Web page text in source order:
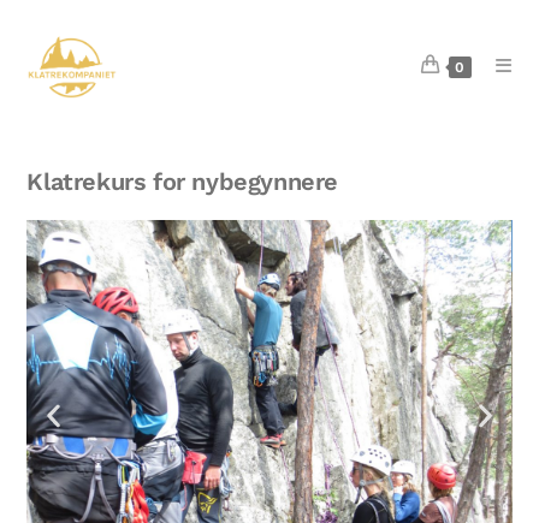
0
Klatrekurs for nybegynnere